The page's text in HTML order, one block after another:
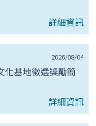
詳細資訊
2026/08/04
化基地徵選獎勵簡
詳細資訊